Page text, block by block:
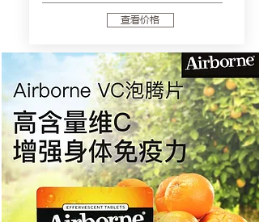
查看价格